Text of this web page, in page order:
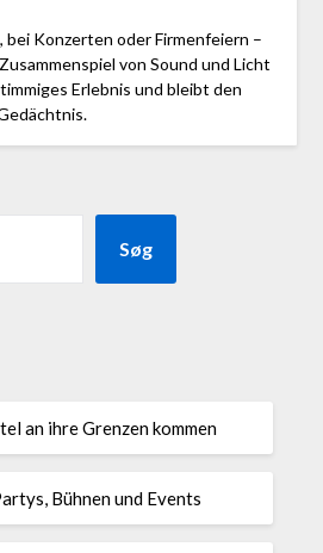
bei Konzerten oder Firmenfeiern –
von Sound und Licht
Erlebnis und bleibt den
Søg
an ihre Grenzen kommen
Bühnen und Events